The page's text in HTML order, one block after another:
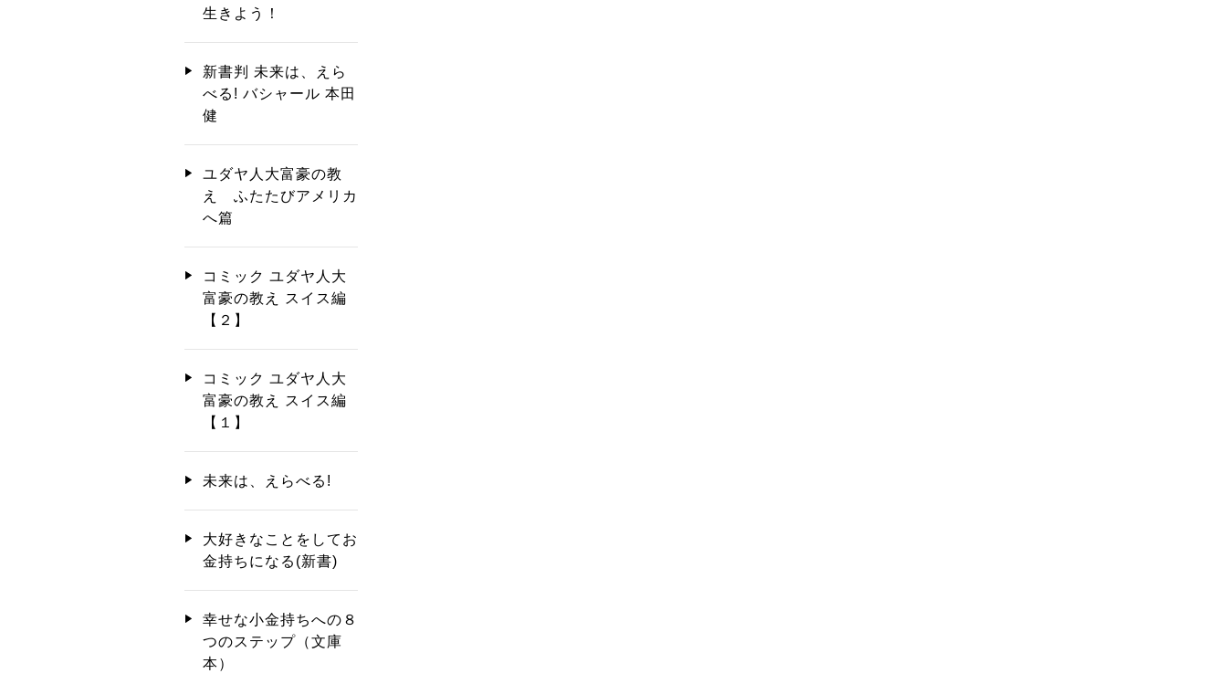
生きよう！
新書判 未来は、えら
べる! バシャール 本田
健
ユダヤ人大富豪の教
え ふたたびアメリカ
へ篇
コミック ユダヤ人大
富豪の教え スイス編
【２】
コミック ユダヤ人大
富豪の教え スイス編
【１】
未来は、えらべる!
大好きなことをしてお
金持ちになる(新書)
幸せな小金持ちへの８
つのステップ（文庫
本）